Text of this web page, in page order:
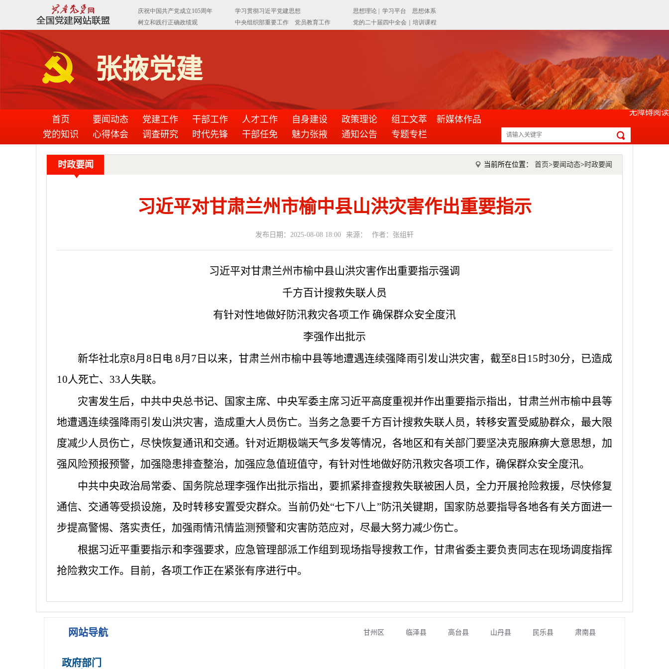
张掖党建
无障碍阅读
首页 要闻动态 党建工作 干部工作 人才工作 自身建设 政策理论 组工文萃
新媒体作品
党的知识
心得体会 调查研究 时代先锋 干部任免 魅力张掖 通知公告 专题专栏
时政要闻 当前所在位置： 首页>要闻动态> 时政要闻
习近平对甘肃兰州市榆中县山洪灾害作出重要指示
发布日期：2025-08-08 18:00 来源： 作者：张组轩
习近平对甘肃兰州市榆中县山洪灾害作出重要指示强调
千方百计搜救失联人员
有针对性地做好防汛救灾各项工作 确保群众安全度汛
李强作出批示
新华社北京8月8日电 8月7日以来，甘肃兰州市榆中县等地遭遇连续强降雨引发山洪灾害，截至8日15时30分，已造成
10人死亡、33人失联。
灾害发生后，中共中央总书记、国家主席、中央军委主席习近平高度重视并作出重要指示指出，甘肃兰州市榆中县等
地遭遇连续强降雨引发山洪灾害，造成重大人员伤亡。当务之急要千方百计搜救失联人员，转移安置受威胁群众，最大限
度减少人员伤亡，尽快恢复通讯和交通。针对近期极端天气多发等情况，各地区和有关部门要坚决克服麻痹大意思想，加
强风险预报预警，加强隐患排查整治，加强应急值班值守，有针对性地做好防汛救灾各项工作，确保群众安全度汛。
中共中央政治局常委、国务院总理李强作出批示指出，要抓紧排查搜救失联被困人员，全力开展抢险救援，尽快修复
通信、交通等受损设施，及时转移安置受灾群众。当前仍处“七下八上”防汛关键期，国家防总要指导各地各有关方面进一
步提高警惕、落实责任，加强雨情汛情监测预警和灾害防范应对，尽最大努力减少伤亡。
根据习近平重要指示和李强要求，应急管理部派工作组到现场指导搜救工作，甘肃省委主要负责同志在现场调度指挥
抢险救灾工作。目前，各项工作正在紧张有序进行中。
网站导航 肃南县
民乐县
山丹县
高台县
临泽县
甘州区
政府部门